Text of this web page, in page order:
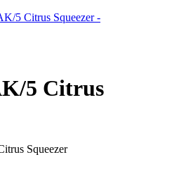
5 Citrus
Squeezer